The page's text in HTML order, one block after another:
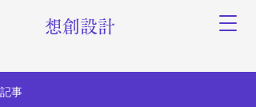
想創設計
記事